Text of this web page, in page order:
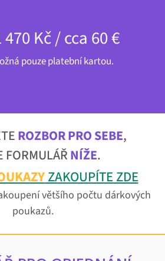
470 Kč / cca 60 €
pouze platební kartou.
ROZBOR PRO SEBE,
FORMULÁŘNÍŽE.
ZAKOUPÍTE ZDE
většího počtu dárkových
poukazů.